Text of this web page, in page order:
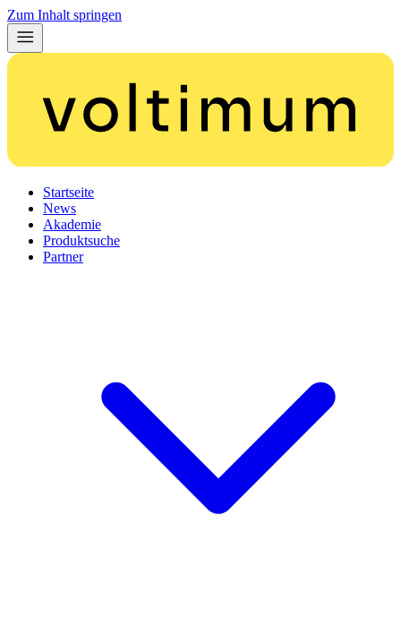
Zum Inhalt springen
Startseite
News
Akademie
Produktsuche
Partner